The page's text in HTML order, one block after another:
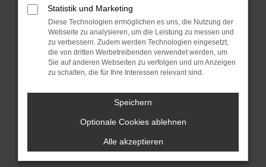
Betriebssystem auf dem neuesten Stand
sind.
Veraltete Software birgt nicht nur ein
Sicherheitsrisiko, sondern kann auch dazu
führen, dass bestimmte Funktionen nicht mehr
unterstützt werden.
Wenn du alle oben genannten Schritte versucht
versuchen, das Problem zu beheben. Du kannst
uns diesen Text schicken, um uns bei der
Fehlersuche zu unterstützen:
Statistik und Marketing
Diese Technologien ermöglichen es uns, die Nutzung der
Webseite zu analysieren, um die Leistung zu messen und
zu verbessern. Zudem werden Technologien eingesetzt,
die von dritten Werbetreibenden verwendet werden, um
Sie auf anderen Webseiten zu verfolgen und um Anzeigen
zu schalten, die für Ihre Interessen relevant sind.
Speichern
Optionale Cookies ablehnen
Alle akzeptieren